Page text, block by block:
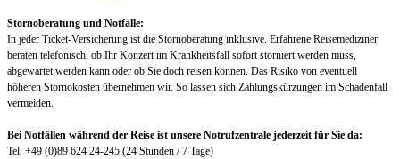
Stornoberatung und Notfälle:
In jeder Ticket-Versicherung ist die Stornoberatung inklusive. Erfahrene Reisemediziner
beraten telefonisch, ob Ihr Konzert im Krankheitsfall sofort storniert werden muss,
abgewartet werden kann oder ob Sie doch reisen können. Das Risiko von eventuell
höheren Stornokosten übernehmen wir. So lassen sich Zahlungskürzungen im Schadenfall
vermeiden.
Bei Notfällen während der Reise ist unsere Notrufzentrale jederzeit für Sie da:
Tel: +49 (0)89 624 24-245 (24 Stunden / 7 Tage)